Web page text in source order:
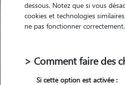
dessous. Notez que si vous
cookies et technologies
ne pas fonctionner correctement.
> Comment faire des
Si cette option est activée :